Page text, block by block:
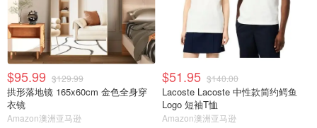
$95.99 $129.99
拱形落地镜 165x60cm 金色全身穿
衣镜
Amazon澳洲亚马逊
$51.95 $140.00
Lacoste Lacoste 中性款简约鳄鱼
Logo 短袖T恤
Amazon澳洲亚马逊